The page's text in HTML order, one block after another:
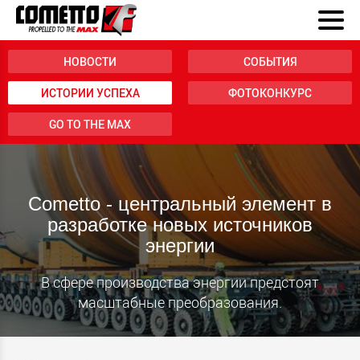
НОВОСТИ СОБЫТИЯ
ИСТОРИИ УСПЕХА ФОТОКОНКУРС
GO TO THE MAX
Cometto - центральный элемент в
разработке новых источников
энергии
В сфере производства энергии предстоят
масштабные преобразования.